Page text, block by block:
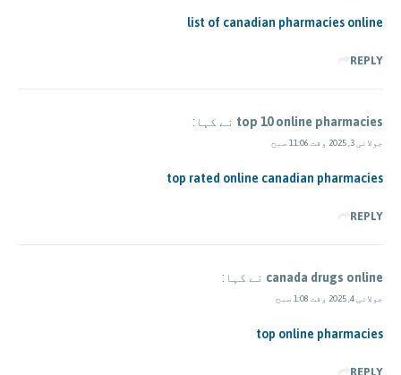
list of canadian pharmacies online
REPLY
top 10 online pharmacies نے کہا:
جولائی 3, 2025 وقت 11:06 صبح
top rated online canadian pharmacies
REPLY
canada drugs online نے کہا:
جولائی 4, 2025 وقت 1:08 صبح
top online pharmacies
REPLY